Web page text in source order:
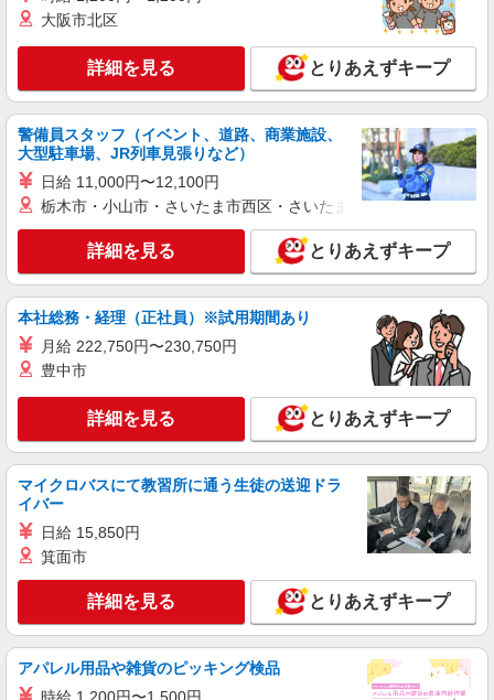
派遣社員
株式会社ウィズアップスタッフ 立川エリア
物流センターオフィスの一般事務
時給1,450円＋交通費規定内支給 ※仮払い・週
払いOK
[大型物流センター] 神奈川県相模原市中央区田
詳細を見る
久保田弘税理士事務所
事務（税理士業務補助）
時給1,225円〜1,400円 ※経験・能力による
神奈川県相模原市中央区相模原3-3-15
キープ 詳細を見る
株式会社きらぼし銀行
銀行の融資事務センタースタッフ
外の働き方からスタート 時給1,270円〜 ◆試用
期間終了後は、社会保険適用の働き方へ転換可能
時給1,310円〜 ※転換は一定の要件あり ＜月収
例＞1日6時間・週3日勤務の場合 1,270円×6時間＝
7,620円 7,620円×月12日＝91,440円 上記プラス交
通費となります。
きらぼし銀行 相模原センタービル 神奈川県
相模原市中央区相模原３－８－１７
キープ 詳細を見る
大阪市北区
詳細を見る とりあえずキープ
警備員スタッフ（イベント、道路、商業施設、
大型駐車場、JR列車見張りなど）
日給 11,000円〜12,100円
栃木市・小山市・さいたま市西区・さいたま市岩槻区・久喜市・
詳細を見る とりあえずキープ
本社総務・経理（正社員）※試用期間あり
月給 222,750円〜230,750円
豊中市
詳細を見る とりあえずキープ
マイクロバスにて教習所に通う生徒の送迎ドラ
イバー
日給 15,850円
箕面市
詳細を見る とりあえずキープ
アパレル用品や雑貨のピッキング検品